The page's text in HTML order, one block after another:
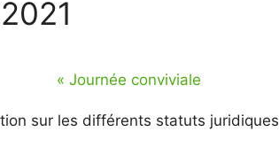
« Journée conviviale
sur les différents statuts